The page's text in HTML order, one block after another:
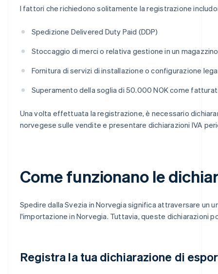
I fattori che richiedono solitamente la registrazione
Spedizione Delivered Duty Paid (DDP)
Stoccaggio di merci o relativa gestione in un
Fornitura di servizi di installazione o configurazione
Superamento della soglia di 50.000 NOK come
Una volta effettuata la registrazione, è necessario
norvegese sulle vendite e presentare dichiarazioni IVA
Come funzionano le
Spedire dalla Svezia in Norvegia significa attraversare un
l'importazione in Norvegia. Tuttavia, queste dichiarazioni
Registra la tua dichiarazione di